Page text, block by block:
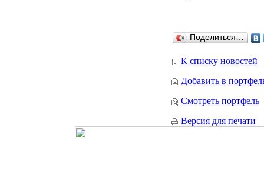
Поделиться…
К списку новостей
Добавить в
Смотреть портфель
Версия для печати